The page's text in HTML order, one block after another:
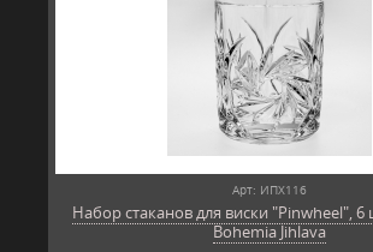
Арт: ИПХ116
Набор стаканов для виски "Pinwheel", 6
Bohemia Jihlava